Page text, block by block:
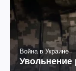
Война в Украине
Увольнение